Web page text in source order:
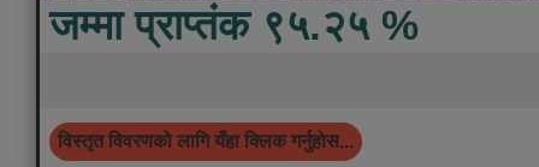
जम्मा प्राप्तंक ९५.२५ %
विस्तृत विवरणको लागि यँहा क्लिक गर्नुहोस...